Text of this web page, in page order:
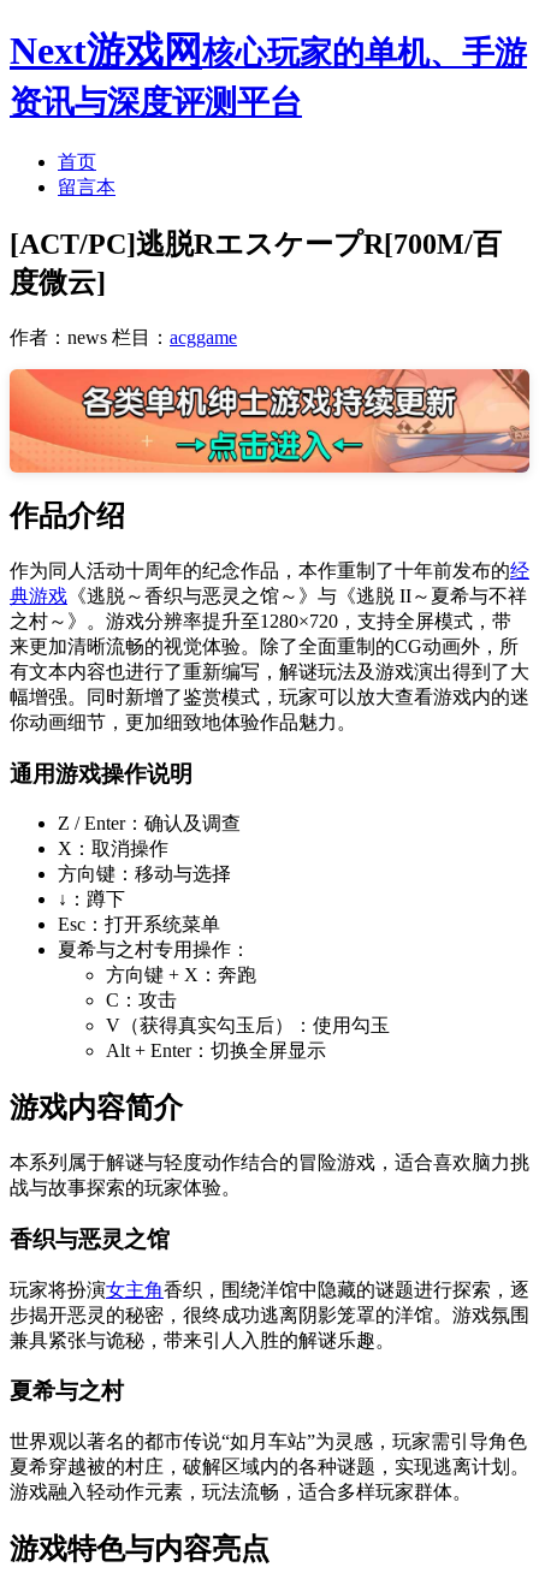
Next游戏网核心玩家的单机、手游
资讯与深度评测平台
首页
留言本
[ACT/PC]逃脱RエスケープR[700M/百
度微云]
作者：news 栏目： acggame
作品介绍
作为同人活动十周年的纪念作品，本作重制了十年前发布的经
典游戏 《逃脱～香织与恶灵之馆～》与《逃脱 II～夏希与不祥
之村～》。游戏分辨率提升至1280×720，支持全屏模式，带
来更加清晰流畅的视觉体验。除了全面重制的CG动画外，所
有文本内容也进行了重新编写，解谜玩法及游戏演出得到了大
幅增强。同时新增了鉴赏模式，玩家可以放大查看游戏内的迷
你动画细节，更加细致地体验作品魅力。
通用游戏操作说明
Z / Enter：确认及调查
X：取消操作
方向键：移动与选择
↓：蹲下
Esc：打开系统菜单
夏希与之村专用操作：
方向键 + X：奔跑
C：攻击
V（获得真实勾玉后）：使用勾玉
Alt + Enter：切换全屏显示
游戏内容简介
本系列属于解谜与轻度动作结合的冒险游戏，适合喜欢脑力挑
战与故事探索的玩家体验。
香织与恶灵之馆
玩家将扮演女主角香织，围绕洋馆中隐藏的谜题进行探索，逐
步揭开恶灵的秘密，很终成功逃离阴影笼罩的洋馆。游戏氛围
兼具紧张与诡秘，带来引人入胜的解谜乐趣。
夏希与之村
世界观以著名的都市传说“如月车站”为灵感，玩家需引导角色
夏希穿越被的村庄，破解区域内的各种谜题，实现逃离计划。
游戏融入轻动作元素，玩法流畅，适合多样玩家群体。
游戏特色与内容亮点